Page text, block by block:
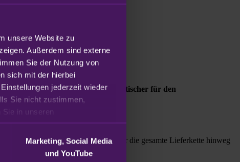
unsere Website zu
Außerdem sind externe
Sie der Nutzung von
sich mit der hierbei
jederzeit wieder
Sie nicht zustimmen,
Marketing, Social Media
und YouTube
komplexer, störanfälliger und kritischer für den
und echte Verantwortung über die gesamte Lieferkette hinweg